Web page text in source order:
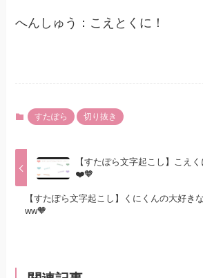
へんしゅう：こえとくに！
すたぽら 切り抜き
【すたぽら文字起こし】こえ
❤️🧡
【すたぽら文字起こし】くにくんの大好き
ww🧡